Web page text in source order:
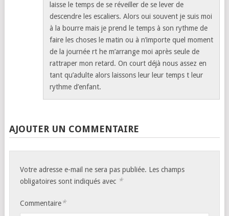
laisse le temps de se réveiller de se lever de
descendre les escaliers. Alors oui souvent je suis moi
à la bourre mais je prend le temps à son rythme de
faire les choses le matin ou à n’importe quel moment
de la journée rt he m’arrange moi après seule de
rattraper mon retard. On court déjà nous assez en
tant qu’adulte alors laissons leur leur temps t leur
rythme d’enfant.
AJOUTER UN COMMENTAIRE
Votre adresse e-mail ne sera pas publiée. Les champs
obligatoires sont indiqués avec *
Commentaire*